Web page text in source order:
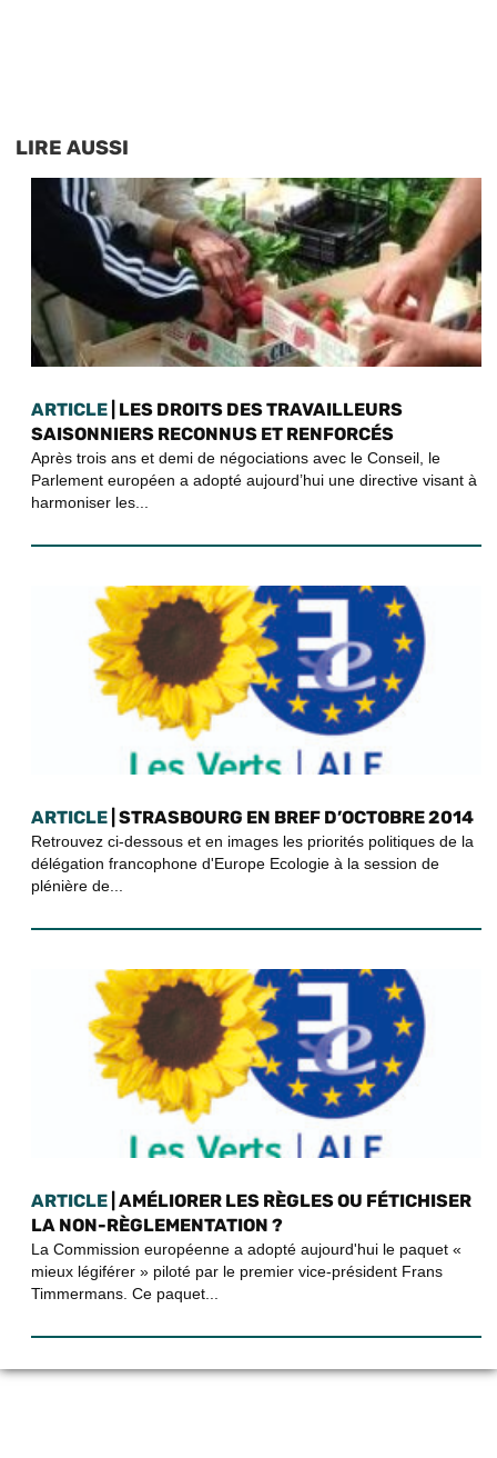
LIRE AUSSI
ARTICLE | LES DROITS DES TRAVAILLEURS
SAISONNIERS RECONNUS ET RENFORCÉS
Après trois ans et demi de négociations avec le Conseil, le
Parlement européen a adopté aujourd’hui une directive visant à
harmoniser les...
ARTICLE | STRASBOURG EN BREF D’OCTOBRE 2014
Retrouvez ci-dessous et en images les priorités politiques de la
délégation francophone d'Europe Ecologie à la session de
plénière de...
ARTICLE | AMÉLIORER LES RÈGLES OU FÉTICHISER
LA NON-RÈGLEMENTATION ?
La Commission européenne a adopté aujourd'hui le paquet «
mieux légiférer » piloté par le premier vice-président Frans
Timmermans. Ce paquet...